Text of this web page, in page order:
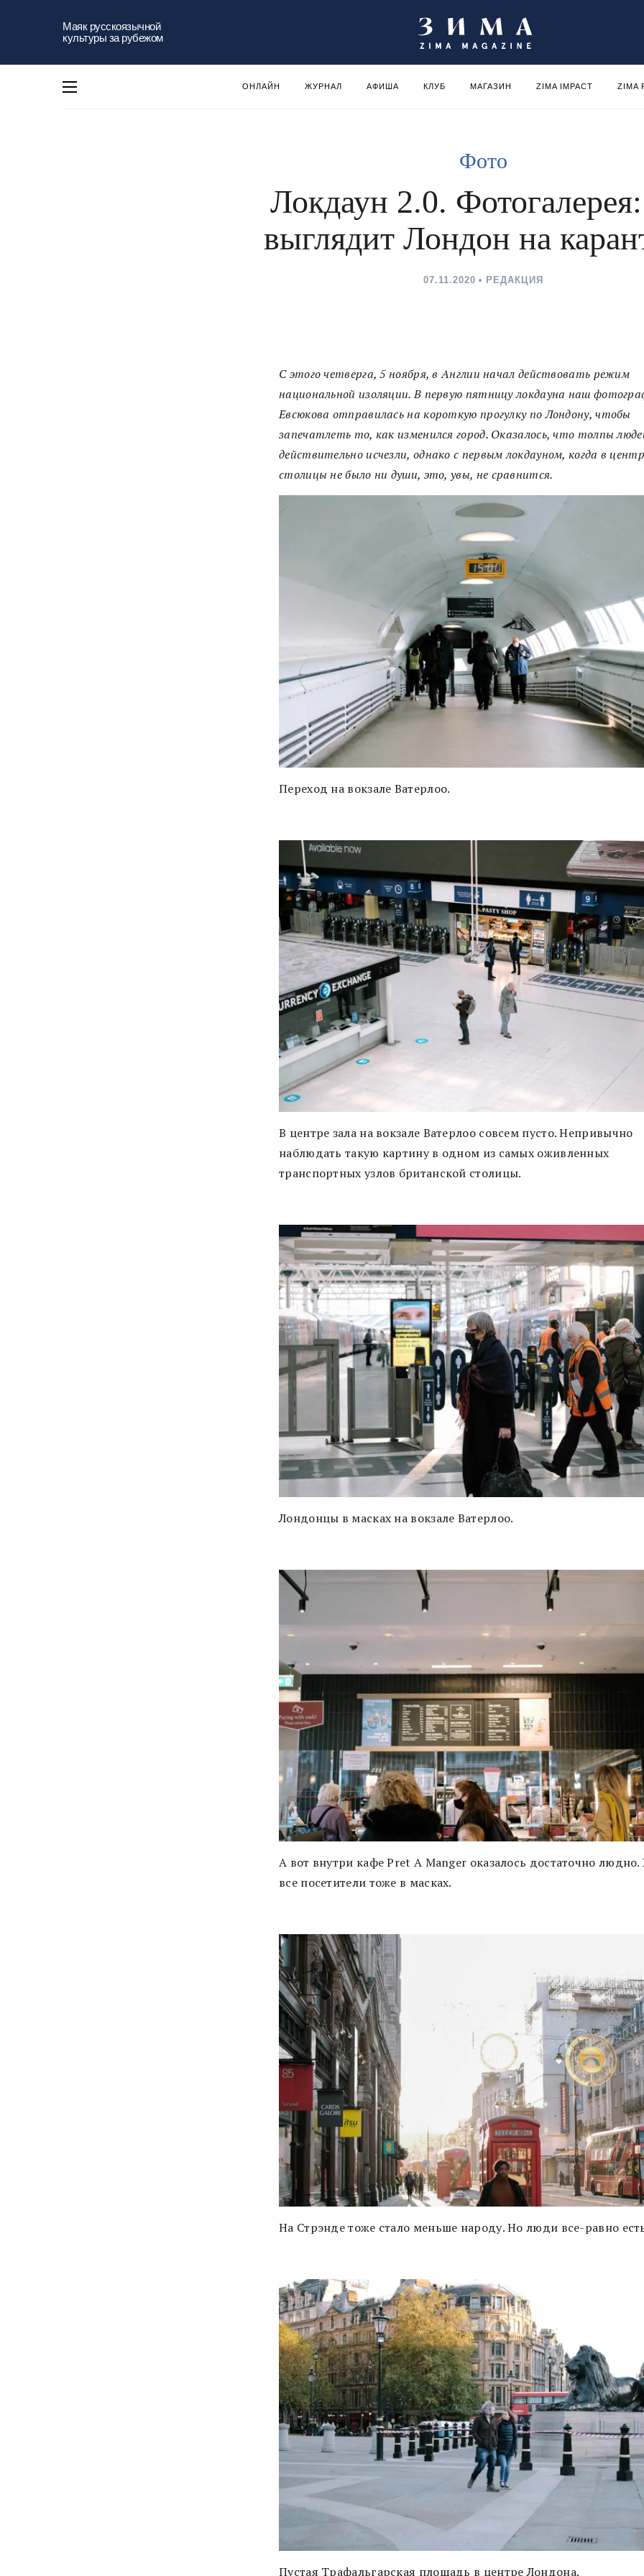
Маяк русскоязычной
культуры за рубежом
ОНЛАЙН ЖУРНАЛ АФИША КЛУБ МАГАЗИН ZIMA IMPACT ZIMA
Фото
Локдаун 2.0.
выглядит Лондон на
07.11.2020 РЕДАКЦИЯ
С этого четверга, 5 ноября, в Англии начал действовать режим
национальной изоляции. В первую пятницу локдауна наш
Евсюкова отправилась на короткую прогулку по Лондону, чтобы
запечатлеть то, как изменился город. Оказалось, что толпы
действительно исчезли, однако с первым локдауном, когда в
столицы не было ни души, это, увы, не сравнится.
Переход на вокзале Ватерлоо.
В центре зала на вокзале Ватерлоо совсем пусто. Непривычно
наблюдать такую картину в одном из самых оживленных
транспортных узлов британской столицы.
Лондонцы в масках на вокзале Ватерлоо.
А вот внутри кафе Pret А Manger оказалось достаточно людно.
все посетители тоже в масках.
На Стрэнде тоже стало меньше народу. Но люди все-равно
Пустая Трафальгарская площадь в центре Лондона.